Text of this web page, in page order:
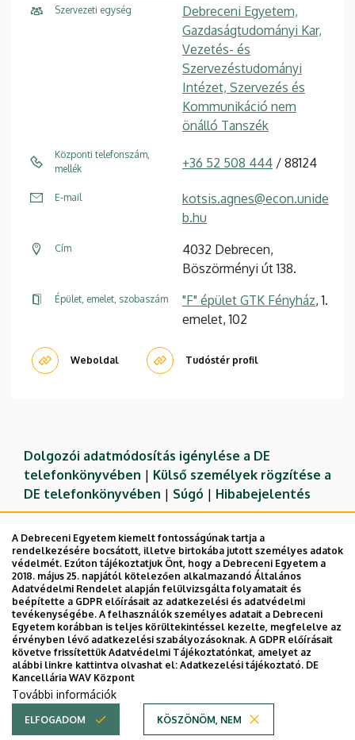
Szervezeti egység
Debreceni Egyetem,
Gazdaságtudományi Kar,
Vezetés- és
Szervezéstudományi
Intézet, Szervezés és
Kommunikáció nem
önálló Tanszék
Központi telefonszám,
mellék
+36 52 508 444 / 88124
E-mail
kotsis.agnes@econ.unide
b.hu
Cím
4032 Debrecen,
Böszörményi út 138.
Épület, emelet, szobaszám "F" épület GTK Fényház, 1.
emelet, 102
Weboldal Tudóstér profil
Dolgozói adatmódosítás igénylése a DE
telefonkönyvében | Külső személyek rögzítése a
DE telefonkönyvében | Súgó | Hibabejelentés
Adatvédelem
Adatvédelem
Copyright © 2026 Unideb
A Debreceni Egyetem kiemelt fontosságúnak tartja a
rendelkezésére bocsátott, illetve birtokába jutott személyes adatok
védelmét. Ezúton tájékoztatjuk Önt, hogy a Debreceni Egyetem a
2018. május 25. napjától kötelezően alkalmazandó Általános
Adatvédelmi Rendelet alapján felülvizsgálta folyamatait és
beépítette a GDPR előírásait az adatkezelési és adatvédelmi
tevékenységébe. A felhasználók személyes adatait a Debreceni
Egyetem korábban is teljes körültekintéssel kezelte, megfelelve az
érvényben lévő adatkezelési szabályozásoknak. A GDPR előírásait
követve frissítettük Adatvédelmi Tájékoztatónkat, amelyet az
alábbi linkre kattintva olvashat el: Adatkezelési tájékoztató. DE
Kancellária WAV Központ
További információk
ELFOGADOM KÖSZÖNÖM, NEM